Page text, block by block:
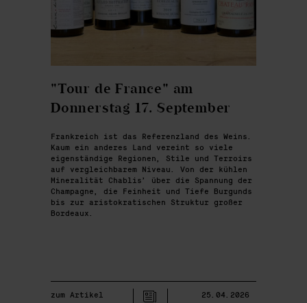
"Tour de France" am
Donnerstag 17. September
Frankreich ist das Referenzland des Weins.
Kaum ein anderes Land vereint so viele
eigenständige Regionen, Stile und Terroirs
auf vergleichbarem Niveau. Von der kühlen
Mineralität Chablis’ über die Spannung der
Champagne, die Feinheit und Tiefe Burgunds
bis zur aristokratischen Struktur großer
Bordeaux.
zum Artikel 25.04.2026